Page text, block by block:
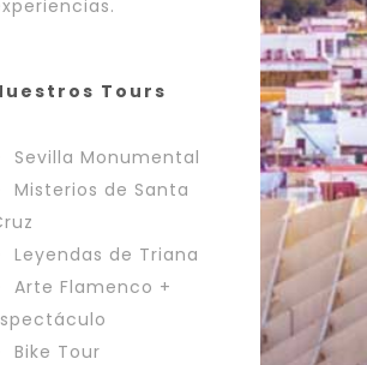
Tours
Sevilla Monumental
Misterios de Santa
Leyendas de Triana
Arte Flamenco +
Bike Tour